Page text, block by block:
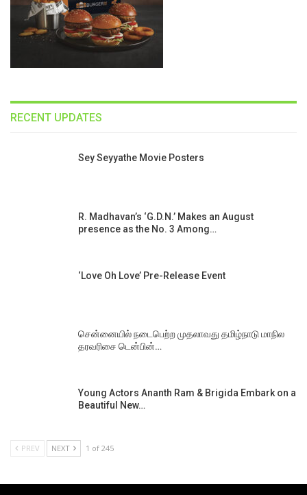
RECENT UPDATES
Sey Seyyathe Movie Posters
R. Madhavan’s ‘G.D.N.’ Makes an August
presence as the No. 3 Among…
‘Love Oh Love’ Pre-Release Event
சென்னையில் நடைபெற்ற முதலாவது தமிழ்நாடு மாநில
தரவரிசை டென்பின்…
Young Actors Ananth Ram & Brigida Embark on a
Beautiful New…
PREV NEXT 1 of 245